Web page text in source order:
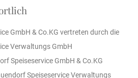
Gasthaus
Partyservice
seit 1853
GmbH & Co.KG vertreten durch die
Verwaltungs GmbH
Speiseservice GmbH & Co.KG
Speiseservice Verwaltungs